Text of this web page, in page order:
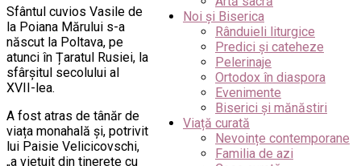
Noi și Biserica
Rânduieli liturgice
Predici și cateheze
Pelerinaje
Ortodox în diaspora
Evenimente
Biserici și mănăstiri
Viață curată
Nevoințe contemporane
Familia de azi
Sfântul cuvios Vasile de
la Poiana Mărului s-a
născut la Poltava, pe
atunci în Țaratul Rusiei, la
sfârșitul secolului al
XVII-lea.
A fost atras de tânăr de
viața monahală și, potrivit
lui Paisie Velicicovschi,
„a viețuit din tinerețe cu